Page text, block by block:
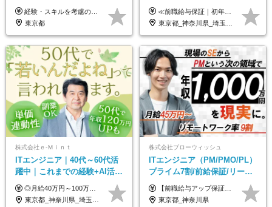
経験・スキルを考慮の上、決定します。 ▼参考情報 ----------------------- ＜想定年収850万円～1,500万円（基礎給与・賞与2回含む）＞ 月給42万円～ ※時間外勤務手当・諸手当等別途 ※試用期間3ヶ月 ※残業手当有り
東京都
｜チーム参画中心｜フルリモ
ート可｜自社サービスあり
≪前職給与保証｜初年度想定年収420万円～≫ 月給35万円以上＋決算賞与＋交通費 ※スキル・経験を考慮の上、優遇します ※上記月給には固定残業代月20時間分(4万5000円以上)を含みます。超過した場合は、その分追加支給します ※試用期間3～6ヵ月は固定残業代なし(雇用形態やその他待遇・福利厚生は同じです) ＝＝＝＝＝＝＝＝＝＝＝ ▼実力と成長にこだわった評価制度▼ 年2回の評価で昇給・昇格が決まります。 評価は、就業先のお客様からの評価をベースに、目標達成状況やプロジェクトでの役割・貢献度などを総合的に判断して決定します。 日々の働きぶりを実際に見ているお客様の声を反映することで、より公平で納得感のある評価を実現しています。 また、評価後は面談を通じてフィードバックを行い、今後の成長やキャリアについて一緒に考えていきます。 ▼成長につながる目標設定▼ 半期ごとに、具体的な行動ベースの目標を設定し、その達成度や取り組みのプロセスを評価に反映します。 目標は、お客様からのフィードバックや現場での課題をもとに設定するため、「今何を伸ばすべきか」が明確になります。 また、上司との面談を通じて振り返りと次の目標設定を行い、継続的なスキルアップと市場価値の向上を支援しています。
東京都_神奈川県_埼玉県_千葉県_大阪府_愛知県_北海道_青森県_岩手県_宮城県_秋田県_山形県_福島県_茨城県_栃木県_群馬県_新潟県_山梨県_長野県_富山県_石川県_福井県_静岡県_岐阜県_三重県_兵庫県_京都府_滋賀県_奈良県_和歌山県_広島県_岡山県_鳥取県_島根県_山口県_徳島県_香川県_愛媛県_高知県_福岡県_熊本県_佐賀県_長崎県_大分県_宮崎県_鹿児島県_沖縄県
株式会社ｅ‐Ｍｉｎｔ
ITエンジニア｜40代～60代活
躍中｜これまでの経験+AI活用
でスキルアップを支援｜残業
月10h｜副業OK
◎月給40万円～100万円＋インセンティブ＋各種手当 ・年収120万〜300万円UPの実績も！ ・平均年収UP率は1.1～1.3倍 ・案件単価100%公開 × 単価連動の給与制度 ・能力等を考慮の上、決定いたします ※試用期間6ヵ月あり（待遇の変更はありません） ※固定残業代（月20～30時間・3万円～8万円）を含みます 《具体的には...》 ・案件単価65万円⇒年収約500万円 ・案件単価80万円⇒年収約600万円 ・案件単価120万円⇒年収約900万円 ＼ AIで生産性5倍になり給与UP ／ ◇案件単価100%公開 × 単価連動の給与制度 ◇年収120万〜300万UPの実績あり 「単価が上がれば、その分しっかり報われる」 そんなシンプルで納得できる評価制度です。 ⚫️年収300万円アップの実績も 参画する案件の単価を全て公開。 給与は単価に連動しているため納得感持って働くことが可能です。 過去には転職しただけで300万円以上アップした方もいます。 現場でAIを活用して成果を出して単価アップにつながったケースが多数！ ・AIツール利用料金全額負担 ・資格取得補助 ・月給保証制度 ・各種手当
東京都_神奈川県_埼玉県_千葉県_大阪府_愛知県_北海道_青森県_岩手県_宮城県_秋田県_山形県_福島県_茨城県_栃木県_群馬県_新潟県_山梨県_長野県_富山県_石川県_福井県_静岡県_岐阜県_三重県_兵庫県_京都府_滋賀県_奈良県_和歌山県_広島県_岡山県_鳥取県_島根県_山口県_徳島県_香川県_愛媛県_高知県_福岡県_熊本県_佐賀県_長崎県_大分県_宮崎県_鹿児島県_沖縄県
株式会社ブローウィッシュ
ITエンジニア（PM/PMO/PL）
プライム7割/前給保証/リーダ
ー経験不問/30、40代活躍中/
リモート9割
【前職給与アップ保証あり！ゆくゆくは年収800万以上も可能】 月給45万円～＋インセンティブ ※経験や適性を考慮の上、相談し決定します ※上記には固定残業代（20時間分/4万円～）が含まれます ※20時間を超過した場合は別途全額支給します ※試用期間（3ヶ月間）あり。給与・待遇に差異はございません それはより高度な案件にアサイン＆ 還元率が平均より高めのため、 これまでの給与から大幅にアップする人もいます。
東京都_神奈川県